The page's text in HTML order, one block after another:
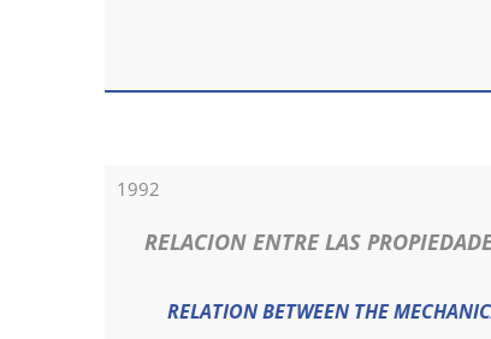
1992
RELACION ENTRE LAS
RELATION BETWEEN THE